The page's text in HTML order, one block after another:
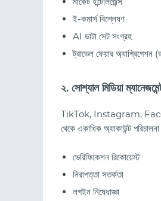
ই-কমার্স বিশ্লেষণ
AI ডাটা সেট সংগ্রহ
ট্রাভেল ফেয়ার অ্যাগ্রিগেশন
২. সোশ্যাল মিডিয়া
TikTok, Instagram,
থেকে একাধিক অ্যাকাউন্ট
ভেরিফিকেশন রিকোয়েস্ট
নিরাপত্তা সতর্কতা
লগইন নিষেধাজ্ঞা